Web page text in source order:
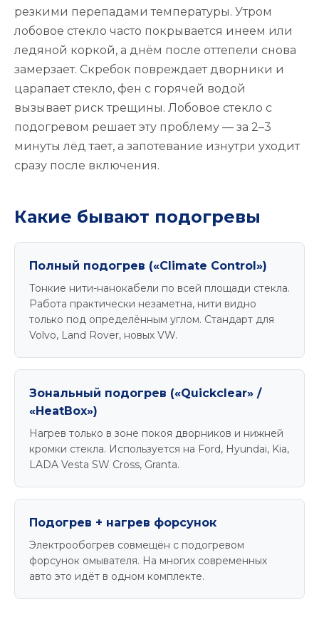
резкими перепадами температуры. Утром
лобовое стекло часто покрывается инеем или
ледяной коркой, а днём после оттепели снова
замерзает. Скребок повреждает дворники и
царапает стекло, фен с горячей водой
вызывает риск трещины. Лобовое стекло с
подогревом решает эту проблему — за 2–3
минуты лёд тает, а запотевание изнутри уходит
сразу после включения.
Какие бывают подогревы
Полный подогрев («Climate Control»)
Тонкие нити-нанокабели по всей площади стекла.
Работа практически незаметна, нити видно
только под определённым углом. Стандарт для
Volvo, Land Rover, новых VW.
Зональный подогрев («Quickclear» /
«HeatBox»)
Нагрев только в зоне покоя дворников и нижней
кромки стекла. Используется на Ford, Hyundai, Kia,
LADA Vesta SW Cross, Granta.
Подогрев + нагрев форсунок
Электрообогрев совмещён с подогревом
форсунок омывателя. На многих современных
авто это идёт в одном комплекте.